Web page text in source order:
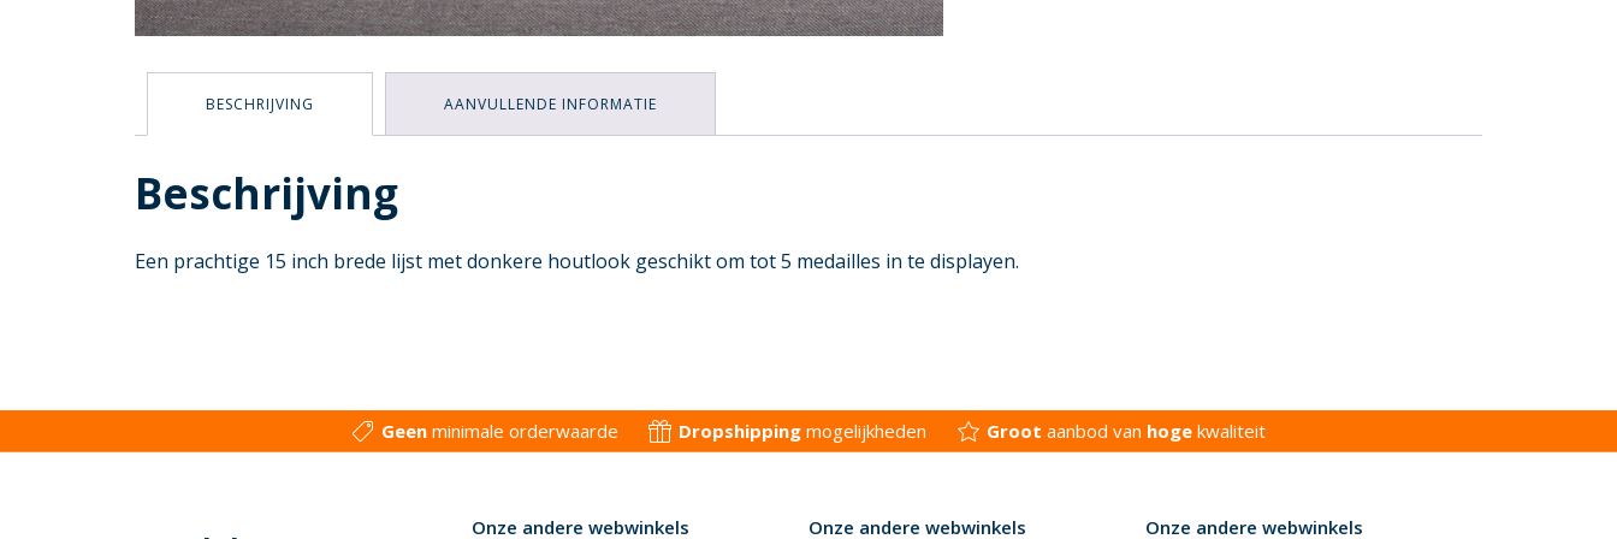
BESCHRIJVING AANVULLENDE INFORMATIE
Beschrijving
Een prachtige 15 inch brede lijst met donkere houtlook geschikt om tot 5 medailles in te displayen.
Geen minimale orderwaarde Dropshipping mogelijkheden Groot aanbod van hoge kwaliteit
Onze andere webwinkels Onze andere webwinkels Onze andere webwinkels